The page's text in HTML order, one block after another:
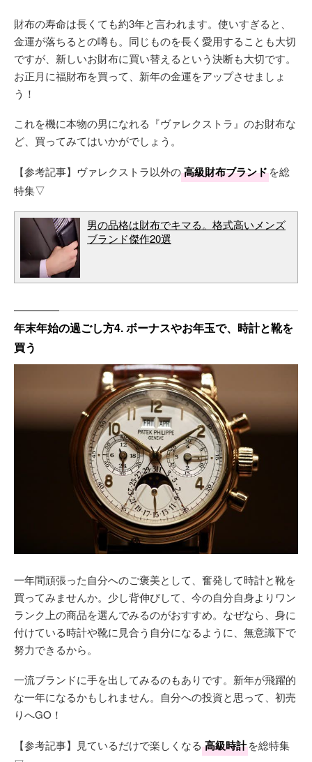
財布の寿命は長くても約3年と言われます。使いすぎると、
金運が落ちるとの噂も。同じものを長く愛用することも大切
ですが、新しいお財布に買い替えるという決断も大切です。
お正月に福財布を買って、新年の金運をアップさせましょ
う！
これを機に本物の男になれる『ヴァレクストラ』のお財布な
ど、買ってみてはいかがでしょう。
【参考記事】ヴァレクストラ以外の高級財布ブランドを総
特集▽
男の品格は財布でキマる。格式高いメンズ
ブランド傑作20選
年末年始の過ごし方4. ボーナスやお年玉で、時計と靴を
買う
一年間頑張った自分へのご褒美として、奮発して時計と靴を
買ってみませんか。少し背伸びして、今の自分自身よりワン
ランク上の商品を選んでみるのがおすすめ。なぜなら、身に
付けている時計や靴に見合う自分になるように、無意識下で
努力できるから。
一流ブランドに手を出してみるのもありです。新年が飛躍的
な一年になるかもしれません。自分への投資と思って、初売
りへGO！
【参考記事】見ているだけで楽しくなる 高級時計を総特集